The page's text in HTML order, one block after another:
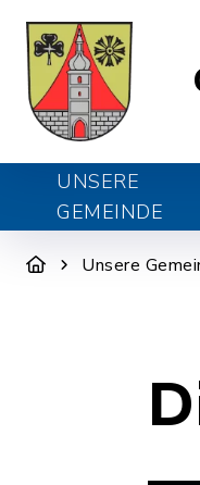
UNSERE
GEMEINDE
Unsere